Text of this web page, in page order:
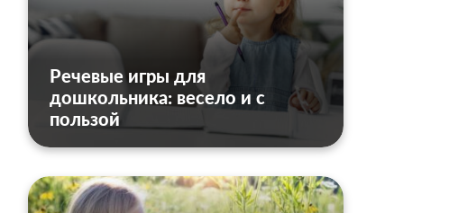
Речевые игры для
дошкольника: весело и с
пользой